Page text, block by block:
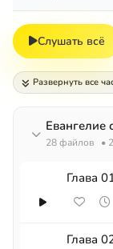
Слушать всё
Развернуть все
Евангелие
28 файлов •
Глава
Глава